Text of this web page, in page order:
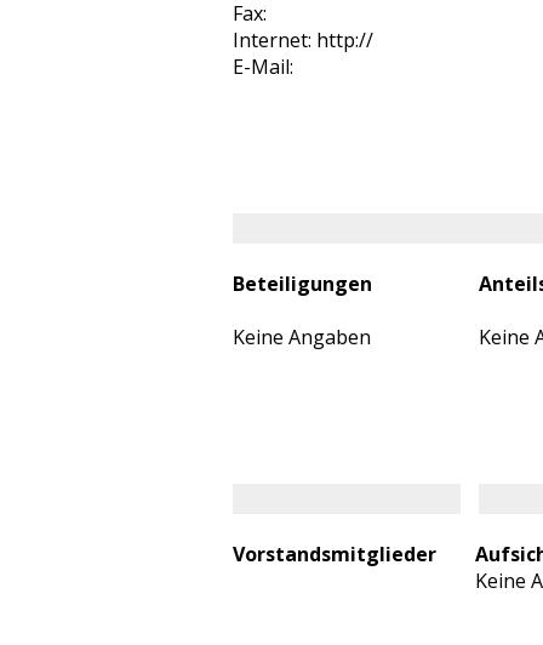
Fax:
Internet: http://
E-Mail:
Beteiligungen
Keine Angaben
Keine
Vorstandsmitglieder
Keine